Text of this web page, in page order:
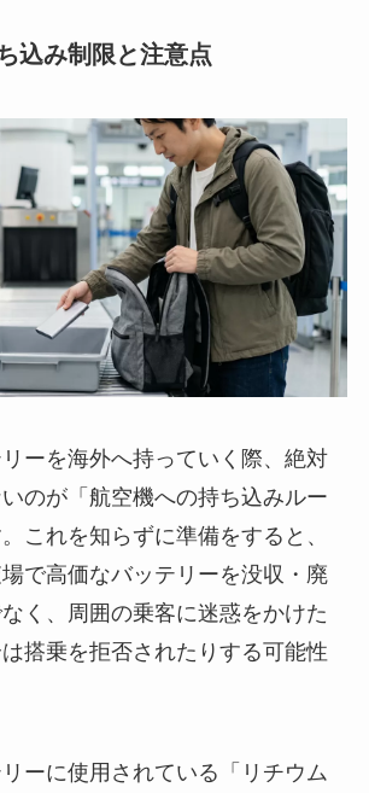
込み制限と注意点
ーを海外へ持っていく際、絶対
のが「航空機への持ち込みルー
これを知らずに準備をすると、
で高価なバッテリーを没収・廃
く、周囲の乗客に迷惑をかけた
搭乗を拒否されたりする可能性
ーに使用されている「リチウム